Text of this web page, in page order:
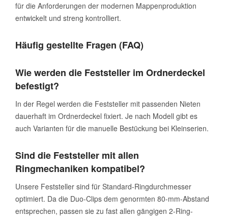
für die Anforderungen der modernen Mappenproduktion
entwickelt und streng kontrolliert.
Häufig gestellte Fragen (FAQ)
Wie werden die Feststeller im Ordnerdeckel
befestigt?
In der Regel werden die Feststeller mit passenden Nieten
dauerhaft im Ordnerdeckel fixiert. Je nach Modell gibt es
auch Varianten für die manuelle Bestückung bei Kleinserien.
Sind die Feststeller mit allen
Ringmechaniken kompatibel?
Unsere Feststeller sind für Standard-Ringdurchmesser
optimiert. Da die Duo-Clips dem genormten 80-mm-Abstand
entsprechen, passen sie zu fast allen gängigen 2-Ring-